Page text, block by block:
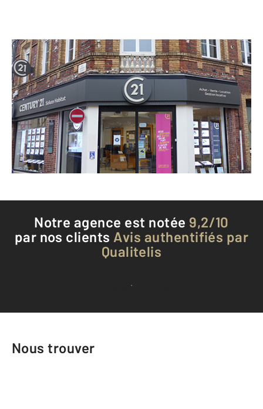
CENTURY 21 Soluce Habitat
11 rue Robert Lindet
BERNAY - 27300
Envoyer un message
Téléphoner à l'agence
Notre agence est notée 9,2/10
par nos clients Avis authentifiés par
Qualitelis
Voir tous les avis clients
Nous trouver